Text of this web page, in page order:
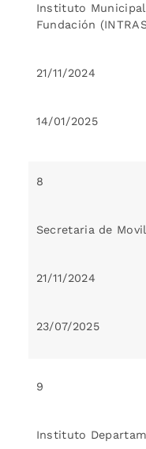
Instituto
Fundación
21/11/2024
14/01/2025
8
Secretaria de
21/11/2024
23/07/2025
9
Instituto